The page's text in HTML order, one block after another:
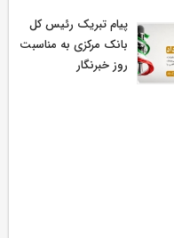
پیام تبریک رئیس کل
بانک مرکزی به مناسبت
روز خبرنگار